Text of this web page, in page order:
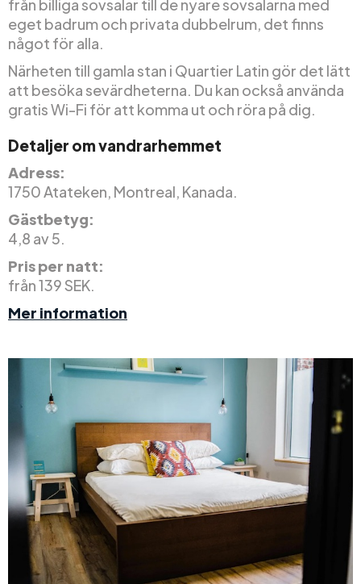
från billiga sovsalar till de nyare sovsalarna med
eget badrum och privata dubbelrum, det finns
något för alla.
Närheten till gamla stan i Quartier Latin gör det lätt
att besöka sevärdheterna. Du kan också använda
gratis Wi-Fi för att komma ut och röra på dig.
Detaljer om vandrarhemmet
Adress:
1750 Atateken, Montreal, Kanada.
Gästbetyg:
4,8 av 5.
Pris per natt:
från 139 SEK.
Mer information